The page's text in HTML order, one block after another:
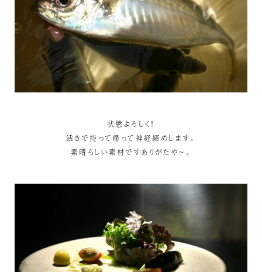
状態よろしく！
活きで持って帰って神経締めします。
素晴らしい素材ですありがたや～。